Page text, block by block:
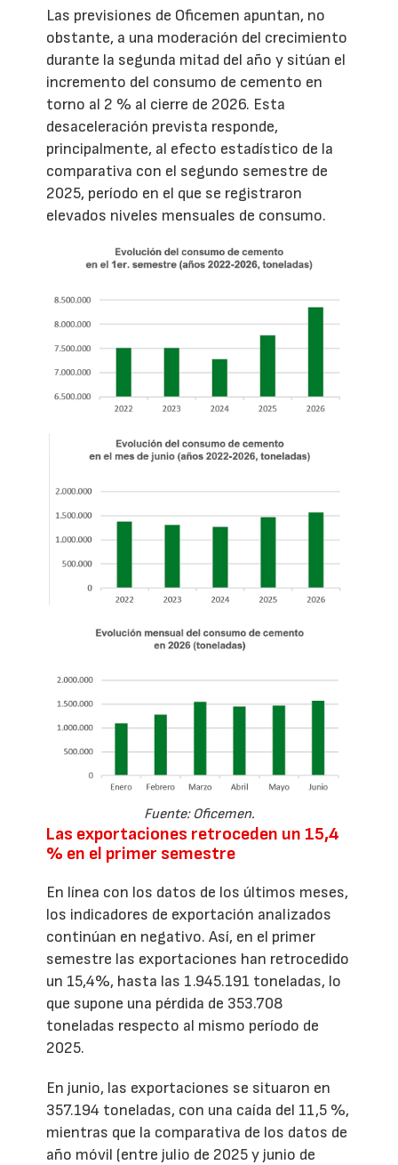
Las previsiones de Oficemen apuntan, no
obstante, a una moderación del crecimiento
durante la segunda mitad del año y sitúan el
incremento del consumo de cemento en
torno al 2 % al cierre de 2026. Esta
desaceleración prevista responde,
principalmente, al efecto estadístico de la
comparativa con el segundo semestre de
2025, período en el que se registraron
elevados niveles mensuales de consumo.
Fuente: Oficemen.
Las exportaciones retroceden un 15,4
% en el primer semestre
En línea con los datos de los últimos meses,
los indicadores de exportación analizados
continúan en negativo. Así, en el primer
semestre las exportaciones han retrocedido
un 15,4%, hasta las 1.945.191 toneladas, lo
que supone una pérdida de 353.708
toneladas respecto al mismo período de
2025.
En junio, las exportaciones se situaron en
357.194 toneladas, con una caída del 11,5 %,
mientras que la comparativa de los datos de
año móvil (entre julio de 2025 y junio de